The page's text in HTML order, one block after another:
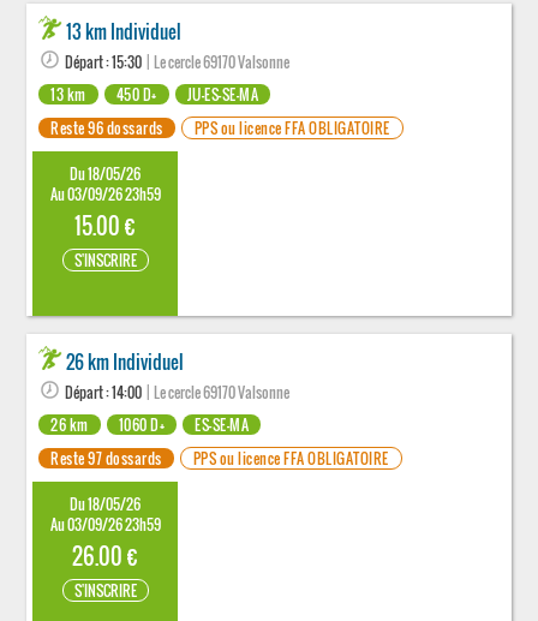
13 km Individuel
Départ : 15:30 | Le cercle 69170 Valsonne
13 km
450 D+
JU-ES-SE-MA
Reste 96 dossards
PPS ou licence FFA OBLIGATOIRE
Du 18/05/26
Au 03/09/26 23h59
15.00 €
S'INSCRIRE
26 km Individuel
Départ : 14:00 | Le cercle 69170 Valsonne
26 km
1060 D+
ES-SE-MA
Reste 97 dossards
PPS ou licence FFA OBLIGATOIRE
Du 18/05/26
Au 03/09/26 23h59
26.00 €
S'INSCRIRE